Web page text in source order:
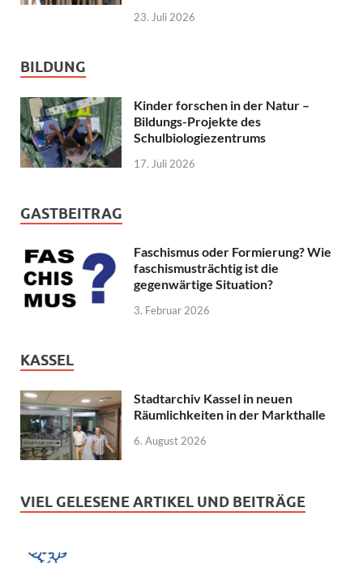
23. Juli 2026
BILDUNG
Kinder forschen in der Natur –
Bildungs-Projekte des
Schulbiologiezentrums
17. Juli 2026
GASTBEITRAG
Faschismus oder Formierung? Wie
faschismusträchtig ist die
gegenwärtige Situation?
3. Februar 2026
KASSEL
Stadtarchiv Kassel in neuen
Räumlichkeiten in der Markthalle
6. August 2026
VIEL GELESENE ARTIKEL UND BEITRÄGE